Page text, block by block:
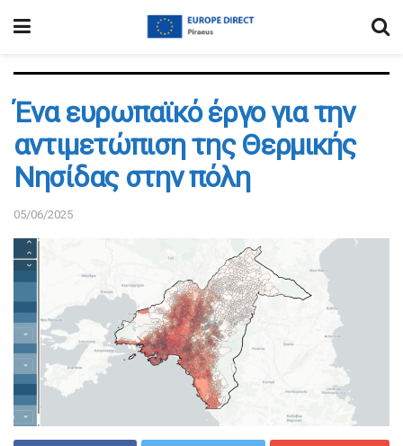
Ένα ευρωπαϊκό έργο για την
αντιμετώπιση της Θερμικής
Νησίδας στην πόλη
05/06/2025